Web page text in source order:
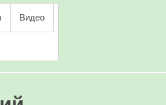
Видео